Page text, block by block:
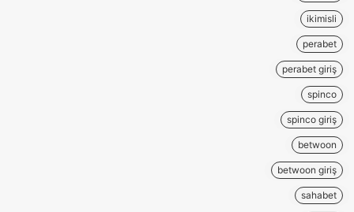
ikimisli
perabet
perabet giriş
spinco
spinco giriş
betwoon
betwoon giriş
sahabet